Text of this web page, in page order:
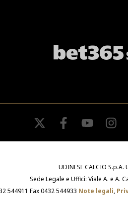
twitter facebookyoutube
UDINESE CALCIO
Sede Legale e Uffici: Viale A. e A.
544911 Fax 0432 544933 Note legali,